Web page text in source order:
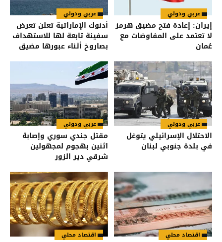
عربي ودولي
إيران: إعادة فتح مضيق هرمز
لا تعتمد على المفاوضات مع
عُمان
عربي ودولي
أدنوك الإماراتية تعلن تعرض
سفينة تابعة لها للاستهداف
بصاروخ أثناء عبورها مضيق
عربي ودولي
الاحتلال الإسرائيلي يتوغل
في بلدة جنوبي لبنان
عربي ودولي
مقتل جندي سوري وإصابة
اثنين بهجوم لمجهولين
شرقي دير الزور
اقتصاد محلي اقتصاد محلي